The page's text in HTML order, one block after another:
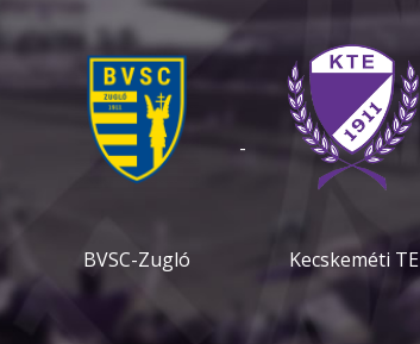
BVSC-Zugló
-
Kecskeméti TE